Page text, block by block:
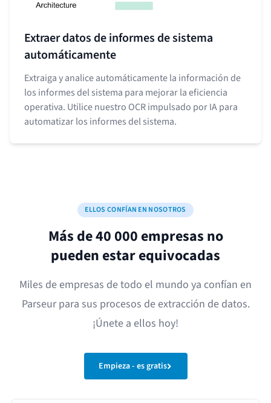
Extraer datos de informes de sistema
automáticamente
Extraiga y analice automáticamente la información de
los informes del sistema para mejorar la eficiencia
operativa. Utilice nuestro OCR impulsado por IA para
automatizar los informes del sistema.
ELLOS CONFÍAN EN NOSOTROS
Más de 40 000 empresas no
pueden estar equivocadas
Miles de empresas de todo el mundo ya confían en
Parseur para sus procesos de extracción de datos.
¡Únete a ellos hoy!
Empieza - es gratis